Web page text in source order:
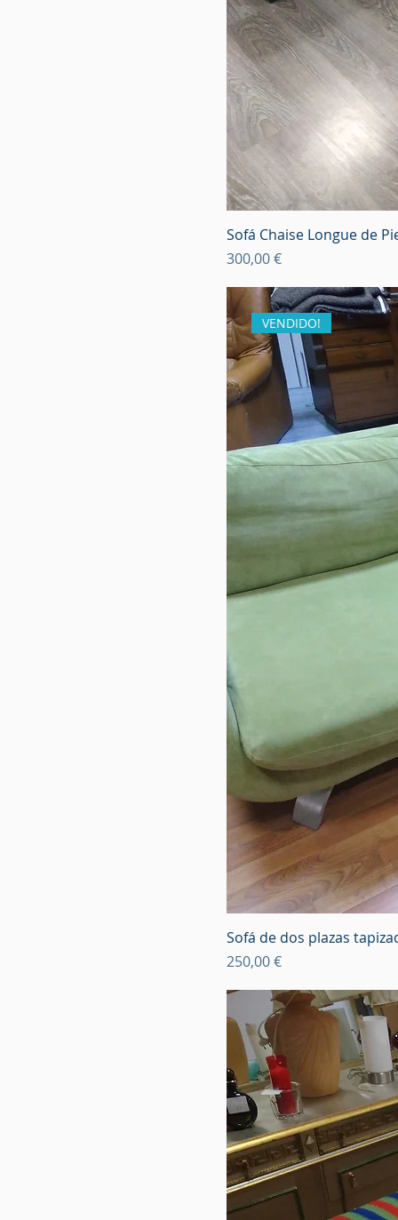
Sofá Chaise Longue de
Precio
300,00 €
VENDIDO!
Sofá de dos plazas
Precio
250,00 €